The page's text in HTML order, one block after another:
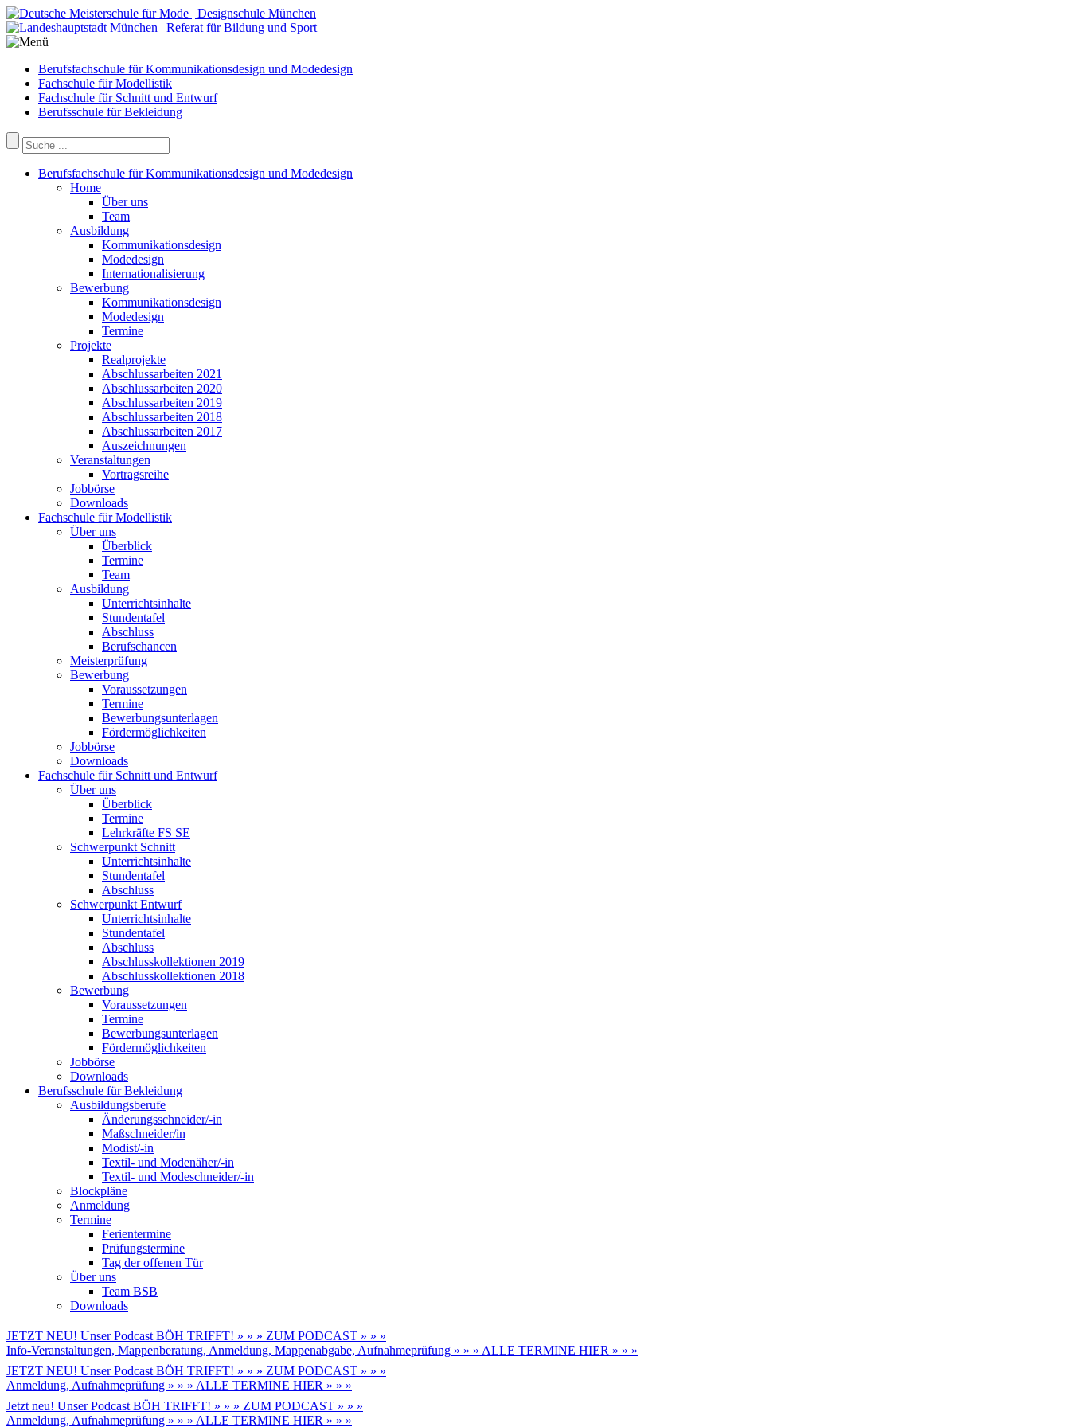
Berufsfachschule für Kommunikationsdesign und Modedesign
Fachschule für Modellistik
Fachschule für Schnitt und Entwurf
Berufsschule für Bekleidung
Berufsfachschule für Kommunikationsdesign und Modedesign
Home
Über uns
Team
Ausbildung
Kommunikationsdesign
Modedesign
Internationalisierung
Bewerbung
Kommunikationsdesign
Modedesign
Termine
Projekte
Realprojekte
Abschlussarbeiten 2021
Abschlussarbeiten 2020
Abschlussarbeiten 2019
Abschlussarbeiten 2018
Abschlussarbeiten 2017
Auszeichnungen
Veranstaltungen
Vortragsreihe
Jobbörse
Downloads
Fachschule für Modellistik
Über uns
Überblick
Termine
Team
Ausbildung
Unterrichtsinhalte
Stundentafel
Abschluss
Berufschancen
Meisterprüfung
Bewerbung
Voraussetzungen
Termine
Bewerbungsunterlagen
Fördermöglichkeiten
Jobbörse
Downloads
Fachschule für Schnitt und Entwurf
Über uns
Überblick
Termine
Lehrkräfte FS SE
Schwerpunkt Schnitt
Unterrichtsinhalte
Stundentafel
Abschluss
Schwerpunkt Entwurf
Unterrichtsinhalte
Stundentafel
Abschluss
Abschlusskollektionen 2019
Abschlusskollektionen 2018
Bewerbung
Voraussetzungen
Termine
Bewerbungsunterlagen
Fördermöglichkeiten
Jobbörse
Downloads
Berufsschule für Bekleidung
Ausbildungsberufe
Änderungsschneider/-in
Maßschneider/in
Modist/-in
Textil- und Modenäher/-in
Textil- und Modeschneider/-in
Blockpläne
Anmeldung
Termine
Ferientermine
Prüfungstermine
Tag der offenen Tür
Über uns
Team BSB
Downloads
JETZT NEU! Unser Podcast BÖH TRIFFT! » » » ZUM PODCAST » » »
Info-Veranstaltungen, Mappenberatung, Anmeldung, Mappenabgabe, Aufnahmeprüfung » » » ALLE TERMINE HIER » » »
JETZT NEU! Unser Podcast BÖH TRIFFT! » » » ZUM PODCAST » » »
Anmeldung, Aufnahmeprüfung » » » ALLE TERMINE HIER » » »
Jetzt neu! Unser Podcast BÖH TRIFFT! » » » ZUM PODCAST » » »
Anmeldung, Aufnahmeprüfung » » » ALLE TERMINE HIER » » »